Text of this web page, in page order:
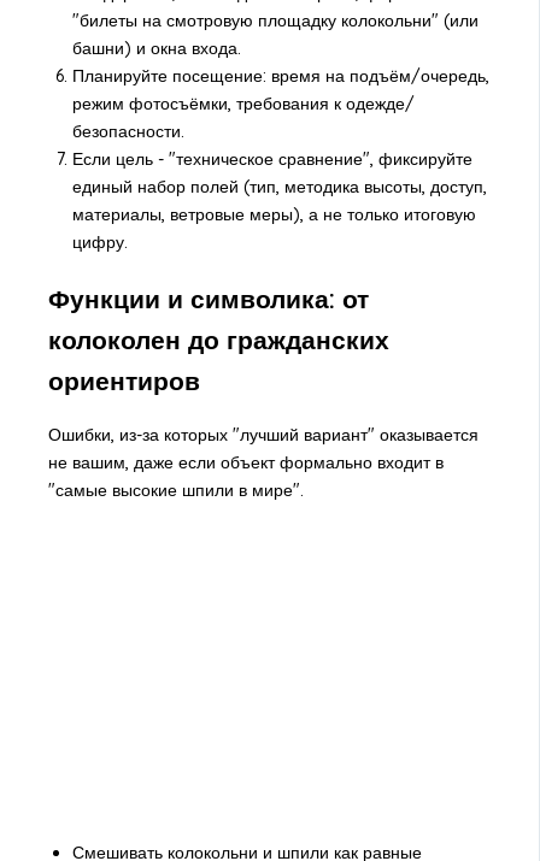
"билеты на смотровую площадку колокольни" (или
башни) и окна входа.
Планируйте посещение: время на подъём/очередь,
режим фотосъёмки, требования к одежде/
безопасности.
Если цель - "техническое сравнение", фиксируйте
единый набор полей (тип, методика высоты, доступ,
материалы, ветровые меры), а не только итоговую
цифру.
Функции и символика: от
колоколен до гражданских
ориентиров
Ошибки, из-за которых "лучший вариант" оказывается
не вашим, даже если объект формально входит в
"самые высокие шпили в мире".
Смешивать колокольни и шпили как равные